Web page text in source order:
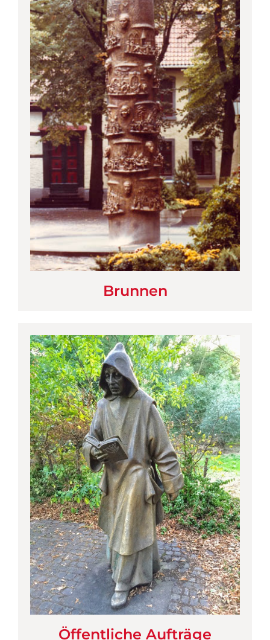
Brunnen
Öffentliche Aufträge